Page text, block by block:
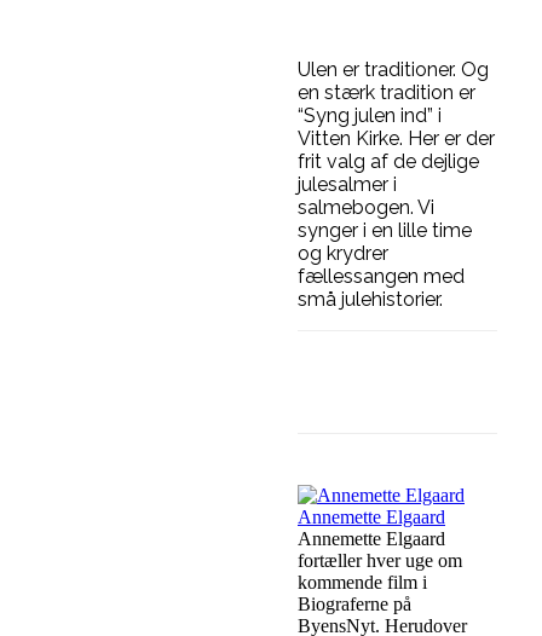
Ulen er traditioner. Og
en stærk tradition er
“Syng julen ind” i
Vitten Kirke. Her er der
frit valg af de dejlige
julesalmer i
salmebogen. Vi
synger i en lille time
og krydrer
fællessangen med
små julehistorier.
Annemette Elgaard
Annemette Elgaard
fortæller hver uge om
kommende film i
Biograferne på
ByensNyt. Herudover